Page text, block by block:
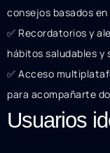
consejos basados
✅ Recordatorios y
hábitos saludables y
✅ Acceso
para acompañarte
Usuarios